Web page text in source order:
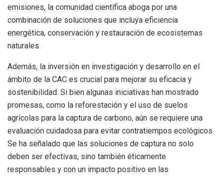
emisiones, la comunidad científica aboga por una
combinación de soluciones que incluya eficiencia
energética, conservación y restauración de ecosistemas
naturales.
Además, la inversión en investigación y desarrollo en el
ámbito de la CAC es crucial para mejorar su eficacia y
sostenibilidad. Si bien algunas iniciativas han mostrado
promesas, como la reforestación y el uso de suelos
agrícolas para la captura de carbono, aún se requiere una
evaluación cuidadosa para evitar contratiempos ecológicos.
Se ha señalado que las soluciones de captura no solo
deben ser efectivas, sino también éticamente
responsables y con un impacto positivo en las